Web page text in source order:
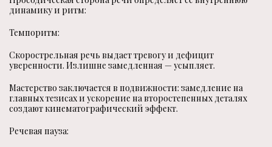
динамику и ритм:
Темпоритм:
Скорострельная речь выдает тревогу и дефицит
уверенности. Излишне замедленная — усыпляет.
Мастерство заключается в подвижности: замедление на
главных тезисах и ускорение на второстепенных деталях
создают кинематографический эффект.
Речевая пауза: